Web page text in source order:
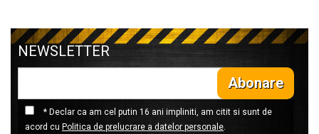
NEWSLETTER
Abonare
* Declar ca am cel putin 16 ani impliniti, am citit si sunt de
acord cu Politica de prelucrare a datelor personale.